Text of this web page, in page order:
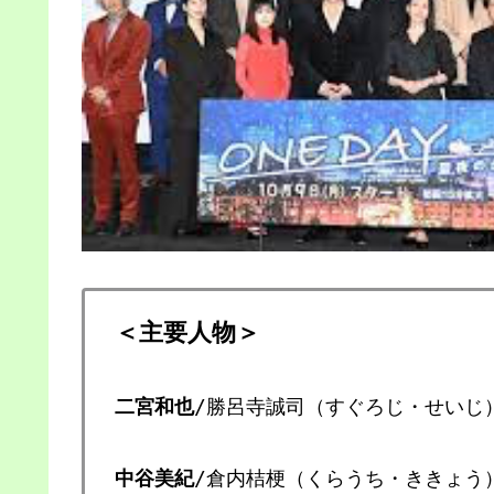
＜主要人物＞
二宮和也/勝呂寺誠司（すぐろじ・せいじ
中谷美紀/倉内桔梗（くらうち・ききょう